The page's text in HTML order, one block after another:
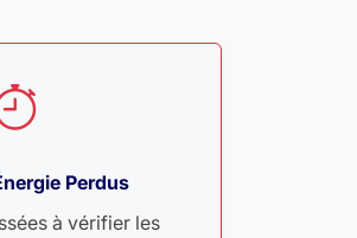
Perdus
à vérifier les